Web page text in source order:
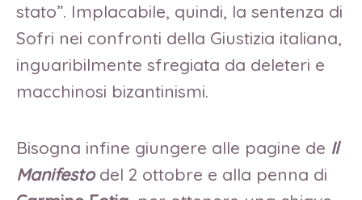
stato”. Implacabile, quindi, la sentenza di
Sofri nei confronti della Giustizia italiana,
inguaribilmente sfregiata da deleteri e
macchinosi bizantinismi.
Bisogna infine giungere alle pagine de Il
Manifestodel 2 ottobre e alla penna di